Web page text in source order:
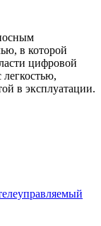
в которой
цифровой
в эксплуатации.